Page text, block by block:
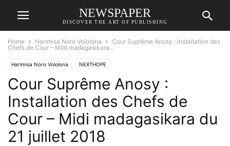
NEWSPAPER
DISCOVER THE ART OF PUBLISHING
Home Harimisa Noro Vololona
Cour Suprême Anosy : Installation des
Chefs de Cour – Midi madagasikara...
Harimisa Noro Vololona NEXTHOPE
Cour Suprême Anosy :
Installation des Chefs de
Cour – Midi madagasikara du
21 juillet 2018